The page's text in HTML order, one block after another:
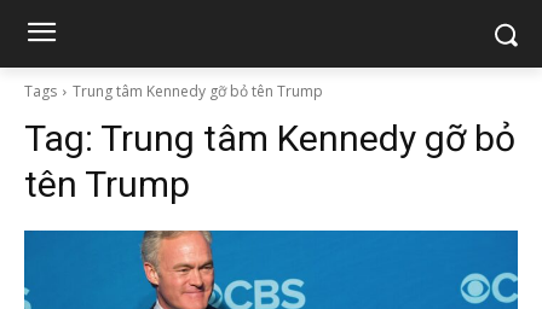
Tags Trung tâm Kennedy gỡ bỏ tên Trump
Tag: Trung tâm Kennedy gỡ bỏ
tên Trump